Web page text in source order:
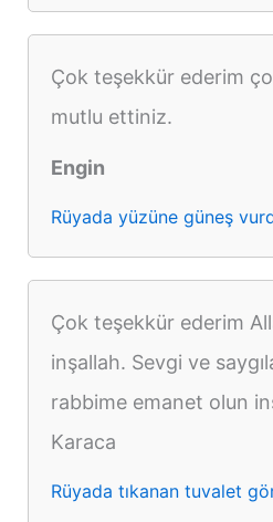
Çok teşekkür ederim
mutlu ettiniz.
Engin
Rüyada yüzüne güneş
Çok teşekkür ederim
inşallah. Sevgi ve
rabbime emanet olun
Karaca
Rüyada tıkanan tuvalet